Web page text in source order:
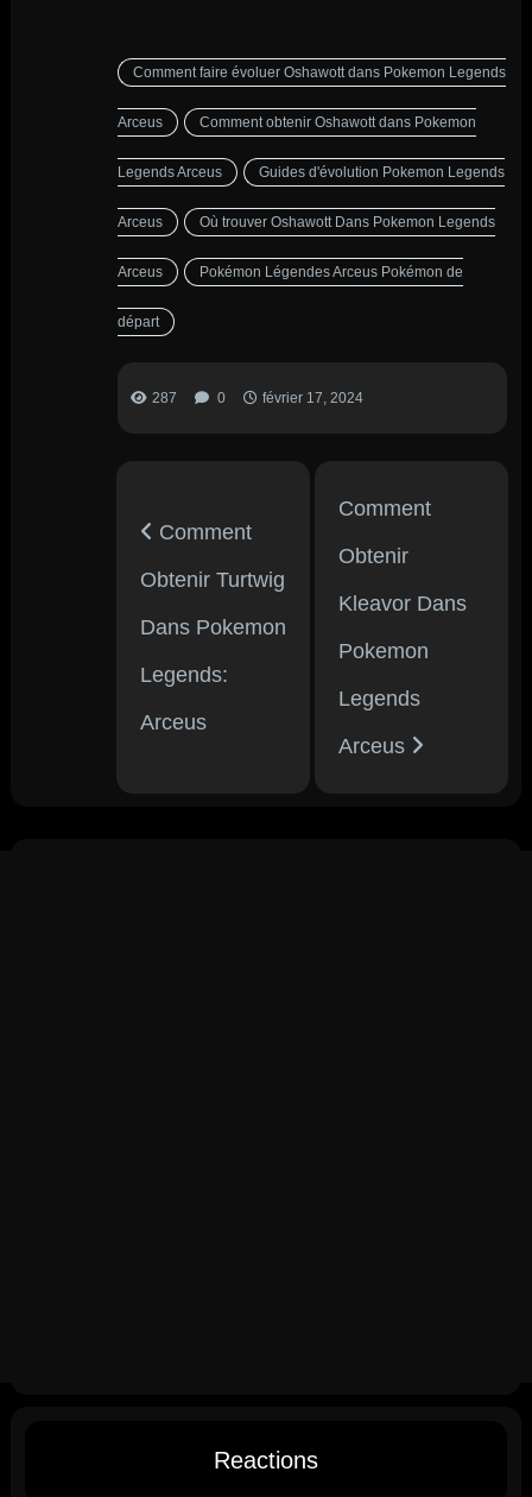
Comment faire évoluer Oshawott dans Pokemon Legends
Arceus Comment obtenir Oshawott dans Pokemon
Legends Arceus Guides d'évolution Pokemon Legends
Arceus Où trouver Oshawott Dans Pokemon Legends
Arceus Pokémon Légendes Arceus Pokémon de
départ
287 0 février 17, 2024
Comment
Obtenir Turtwig
Dans Pokemon
Legends:
Arceus
Comment
Obtenir
Kleavor Dans
Pokemon
Legends
Arceus
Reactions